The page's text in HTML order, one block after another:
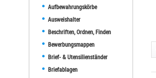
Aufbewahrungskörbe
Ausweishalter
Beschriften, Ordnen, Finden
Bewerbungsmappen
Brief- & Utensilienständer
Briefablagen